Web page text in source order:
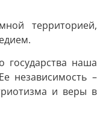
территорией,
государства наша
независимость –
и веры в